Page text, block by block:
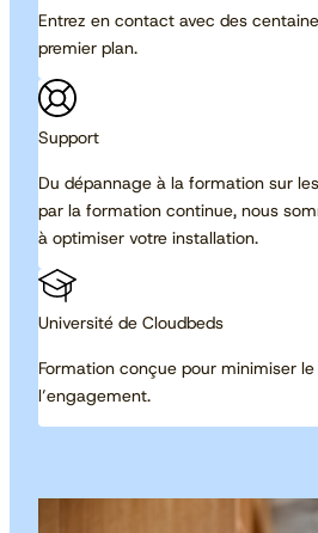
Entrez en contact avec des
premier plan.
Support
Du dépannage à la formation sur
par la formation continue, nous
à optimiser votre installation.
Université de Cloudbeds
Formation conçue pour minimiser
l’engagement.